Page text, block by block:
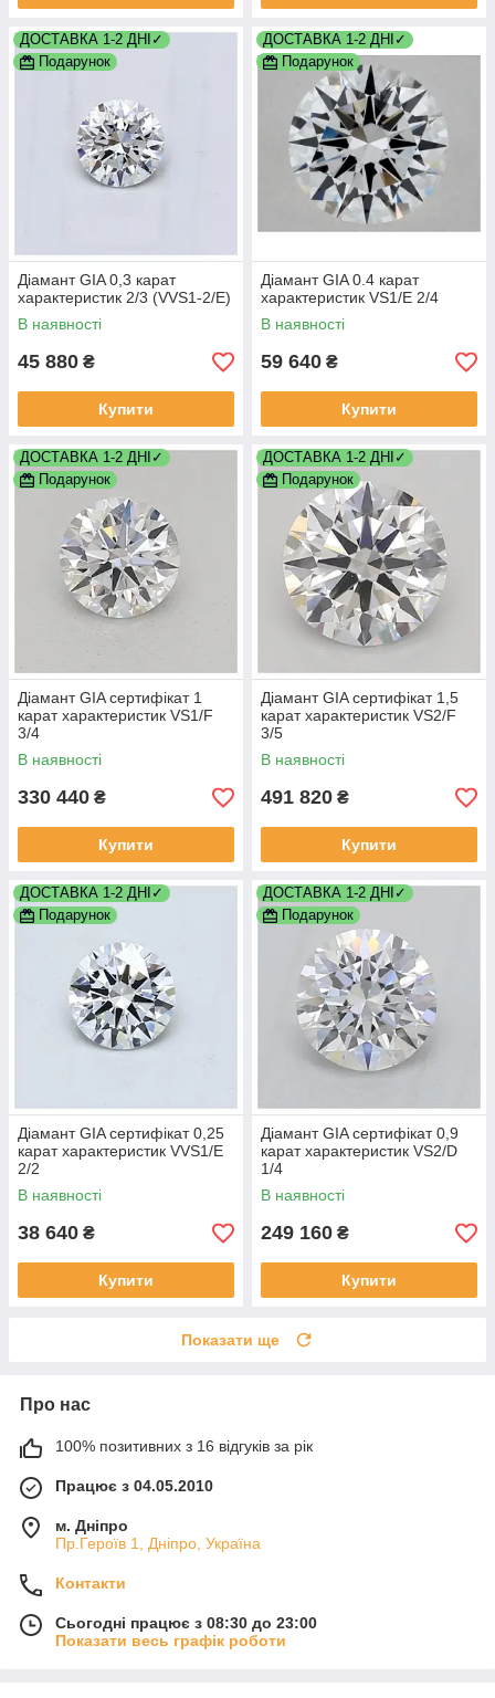
ДОСТАВКА 1-2 ДНІ✓
Подарунок
Діамант GIA 0,3 карат
характеристик 2/3 (VVS1-2/E)
В наявності
45 880 ₴
Купити
ДОСТАВКА 1-2 ДНІ✓
Подарунок
Діамант GIA 0.4 карат
характеристик VS1/E 2/4
В наявності
59 640 ₴
Купити
ДОСТАВКА 1-2 ДНІ✓
Подарунок
Діамант GIA сертифікат 1
карат характеристик VS1/F
3/4
В наявності
330 440 ₴
Купити
ДОСТАВКА 1-2 ДНІ✓
Подарунок
Діамант GIA сертифікат 1,5
карат характеристик VS2/F
3/5
В наявності
491 820 ₴
Купити
ДОСТАВКА 1-2 ДНІ✓
Подарунок
Діамант GIA сертифікат 0,25
карат характеристик VVS1/E
2/2
В наявності
38 640 ₴
Купити
ДОСТАВКА 1-2 ДНІ✓
Подарунок
Діамант GIA сертифікат 0,9
карат характеристик VS2/D
1/4
В наявності
249 160 ₴
Купити
Показати ще
Про нас
100% позитивних з 16 відгуків за рік
Працює з 04.05.2010
м. Дніпро
Пр.Героїв 1, Дніпро, Україна
Контакти
Сьогодні працює з 08:30 до 23:00
Показати весь графік роботи